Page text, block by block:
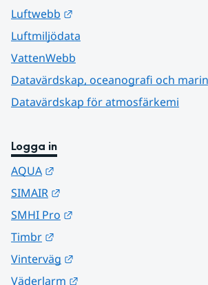
Luftwebb
Luftmiljödata
VattenWebb
Datavärdskap, oceanografi och
Datavärdskap för atmosfärkemi
Logga in
AQUA
SIMAIR
SMHI Pro
Timbr
Vinterväg
Väderlarm